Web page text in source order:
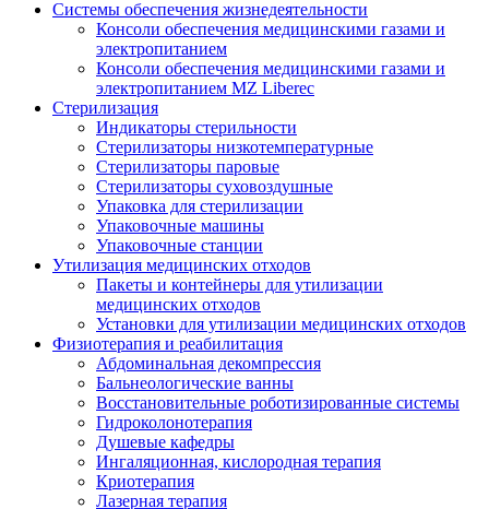
Системы обеспечения жизнедеятельности
Консоли обеспечения медицинскими газами и
электропитанием
Консоли обеспечения медицинскими газами и
электропитанием MZ Liberec
Стерилизация
Индикаторы стерильности
Стерилизаторы низкотемпературные
Стерилизаторы паровые
Стерилизаторы суховоздушные
Упаковка для стерилизации
Упаковочные машины
Упаковочные станции
Утилизация медицинских отходов
Пакеты и контейнеры для утилизации
медицинских отходов
Установки для утилизации медицинских отходов
Физиотерапия и реабилитация
Абдоминальная декомпрессия
Бальнеологические ванны
Восстановительные роботизированные системы
Гидроколонотерапия
Душевые кафедры
Ингаляционная, кислородная терапия
Криотерапия
Лазерная терапия